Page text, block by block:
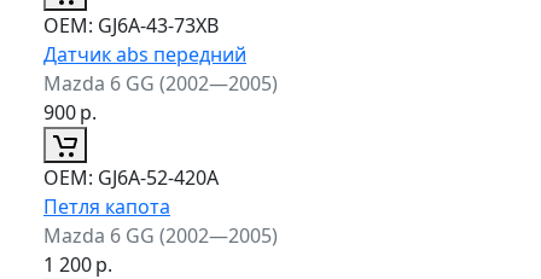
ОЕМ: GJ6A-43-73XB
Датчик abs передний
Mazda 6 GG (2002—2005)
900р.
ОЕМ: GJ6A-52-420A
Петля капота
Mazda 6 GG (2002—2005)
1 200р.